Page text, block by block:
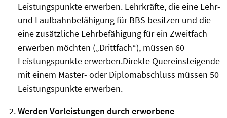
Leistungspunkte erwerben. Lehrkräfte, die eine Lehr-
und Laufbahnbefähigung für BBS besitzen und die
eine zusätzliche Lehrbefähigung für ein Zweitfach
erwerben möchten („Drittfach“), müssen 60
Leistungspunkte erwerben.Direkte Quereinsteigende
mit einem Master- oder Diplomabschluss müssen 50
Leistungspunkte erwerben.
Werden Vorleistungen durch erworbene